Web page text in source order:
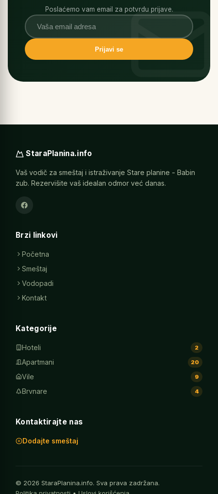
Poslaćemo vam email za potvrdu prijave.
Prijavi se
StaraPlanina.info
Vaš vodič za smeštaj i istraživanje Stare planine - Babin
zub. Rezervišite vaš idealan odmor već danas.
Brzi linkovi
Početna
Smeštaj
Vodopadi
Kontakt
Kategorije
Hoteli 2
Apartmani 20
Vile 9
Brvnare 4
Kontaktirajte nas
Dodajte smeštaj
© 2026 StaraPlanina.info. Sva prava zadržana.